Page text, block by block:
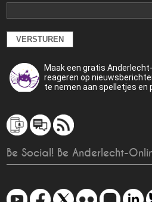
Maak een gratis
reageren op
te nemen aan spelletjes en
Be Social! Be Anderlecht-